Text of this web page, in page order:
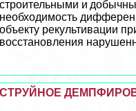
строительными и
необходимость
объекту рекультивации
восстановления
СТРУЙНОЕ